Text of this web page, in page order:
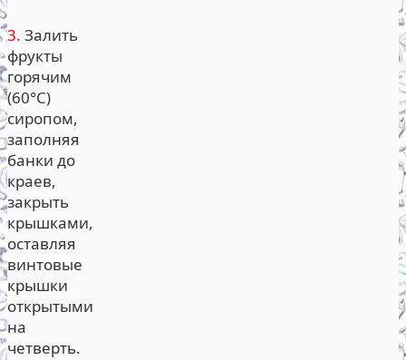
3. Залить
фрукты
горячим
(60°С)
сиропом,
заполняя
банки до
краев,
закрыть
крышками,
оставляя
винтовые
крышки
открытыми
на
четверть.